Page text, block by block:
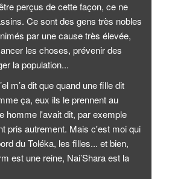
perçus de cette façon, ce ne
Ce sont des gens très nobles
par une cause très élevée,
les choses, prévenir des
la population...
m’a dit que quand une fille dit
ça, eux ils le prennent au
homme l'avait dit, par exemple
pris autrement. Mais c'est moi qui
du Toléka, les filles... et bien,
est une reine, Nai’Shara est la